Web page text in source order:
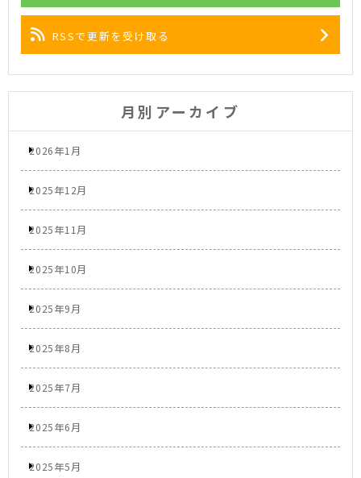
RSSで更新を受け取る
月別アーカイブ
2026年1月
2025年12月
2025年11月
2025年10月
2025年9月
2025年8月
2025年7月
2025年6月
2025年5月